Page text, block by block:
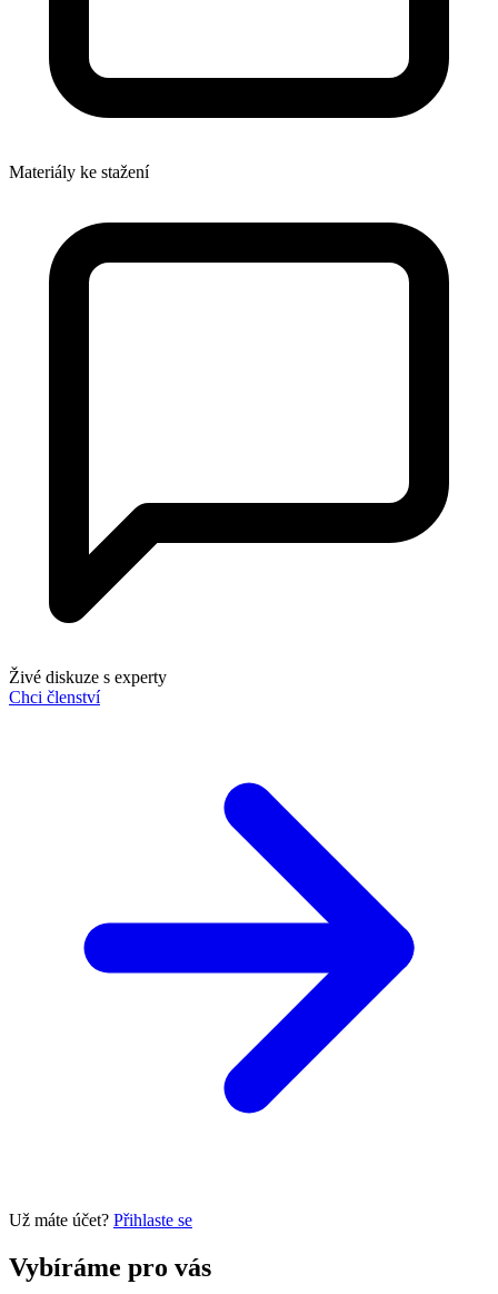
Materiály ke stažení
Živé diskuze s experty
Chci členství
Už máte účet? Přihlaste se
Vybíráme pro vás